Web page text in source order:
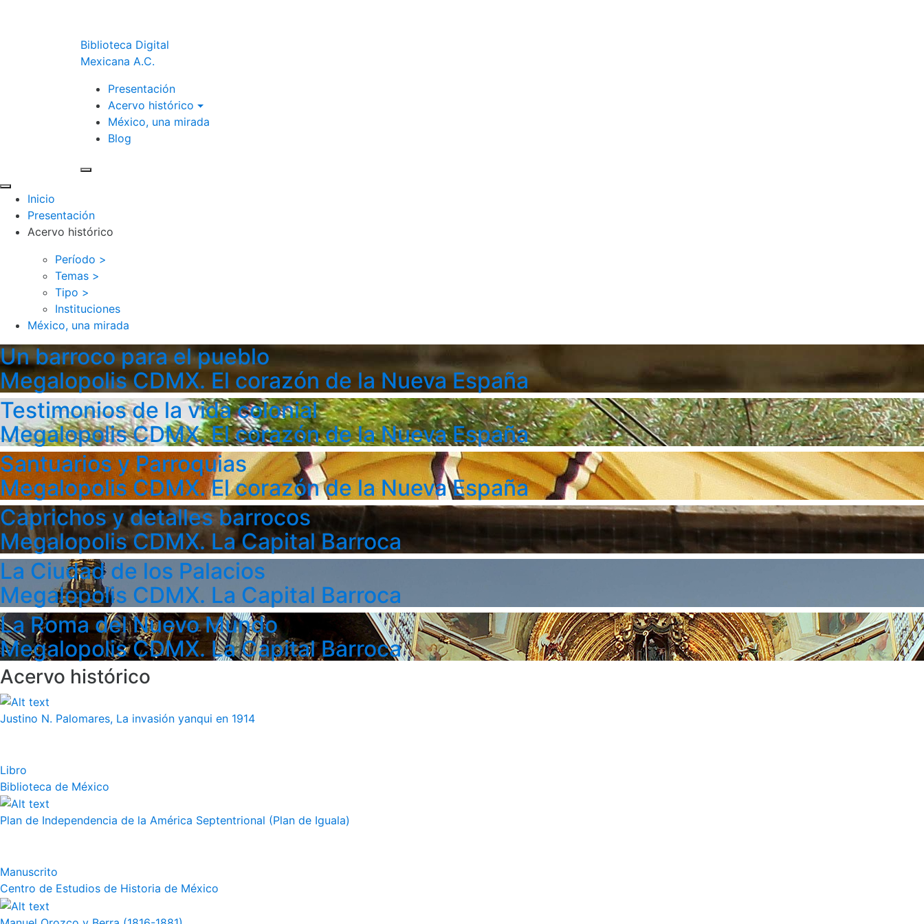
Biblioteca Digital
Mexicana A.C.
Presentación
Acervo histórico
México, una mirada
Blog
Inicio
Presentación
Acervo histórico
Período >
Temas >
Tipo >
Instituciones
México, una mirada
Un barroco para el pueblo
Megalopolis CDMX. El corazón de la Nueva España
Testimonios de la vida colonial
Megalopolis CDMX. El corazón de la Nueva España
Santuarios y Parroquias
Megalopolis CDMX. El corazón de la Nueva España
Caprichos y detalles barrocos
Megalopolis CDMX. La Capital Barroca
La Ciudad de los Palacios
Megalopolis CDMX. La Capital Barroca
La Roma del Nuevo Mundo
Megalopolis CDMX. La Capital Barroca
Acervo histórico
Justino N. Palomares, La invasión yanqui en 1914
Libro
Biblioteca de México
Plan de Independencia de la América Septentrional (Plan de Iguala)
Manuscrito
Centro de Estudios de Historia de México